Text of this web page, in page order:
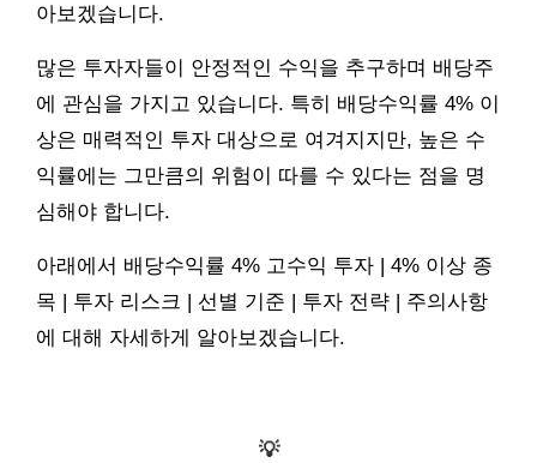
아보겠습니다.
많은 투자자들이 안정적인 수익을 추구하며 배당주
에 관심을 가지고 있습니다. 특히 배당수익률 4% 이
상은 매력적인 투자 대상으로 여겨지지만, 높은 수
익률에는 그만큼의 위험이 따를 수 있다는 점을 명
심해야 합니다.
아래에서 배당수익률 4% 고수익 투자 | 4% 이상 종
목 | 투자 리스크 | 선별 기준 | 투자 전략 | 주의사항
에 대해 자세하게 알아보겠습니다.
💡